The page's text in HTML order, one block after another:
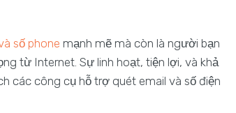
số phone mạnh mẽ mà còn là người bạn
từ Internet. Sự linh hoạt, tiện lợi, và khả
các công cụ hỗ trợ quét email và số điện